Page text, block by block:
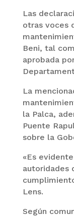
Las
otras voces
Beni, tal
aprobada
La
la Palca,
Puente
sobre la
«Es
autoridades
Lens.
Según